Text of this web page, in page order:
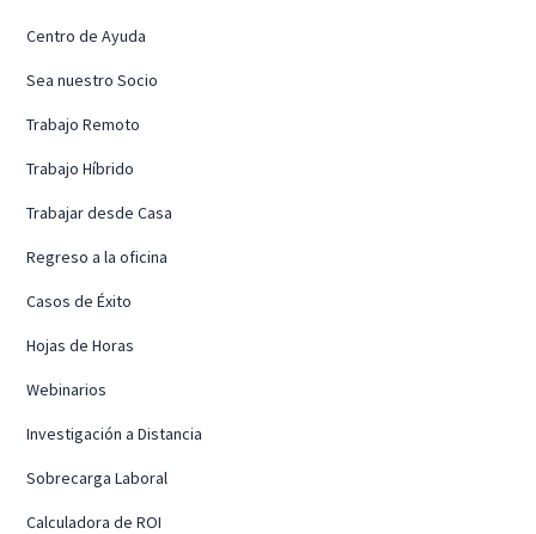
Centro de Ayuda
Sea nuestro Socio
Trabajo Remoto
Trabajo Híbrido
Trabajar desde Casa
Regreso a la oficina
Casos de Éxito
Hojas de Horas
Webinarios
Investigación a Distancia
Sobrecarga Laboral
Calculadora de ROI